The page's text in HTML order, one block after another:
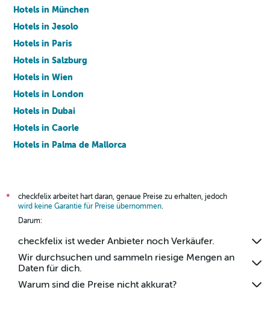
Hotels in München
Hotels in Jesolo
Hotels in Paris
Hotels in Salzburg
Hotels in Wien
Hotels in London
Hotels in Dubai
Hotels in Caorle
Hotels in Palma de Mallorca
*
checkfelix arbeitet hart daran, genaue Preise zu erhalten, jedoch
wird keine Garantie für Preise übernommen.
Darum:
checkfelix ist weder Anbieter noch Verkäufer.
Wir durchsuchen und sammeln riesige Mengen an
Daten für dich.
Warum sind die Preise nicht akkurat?